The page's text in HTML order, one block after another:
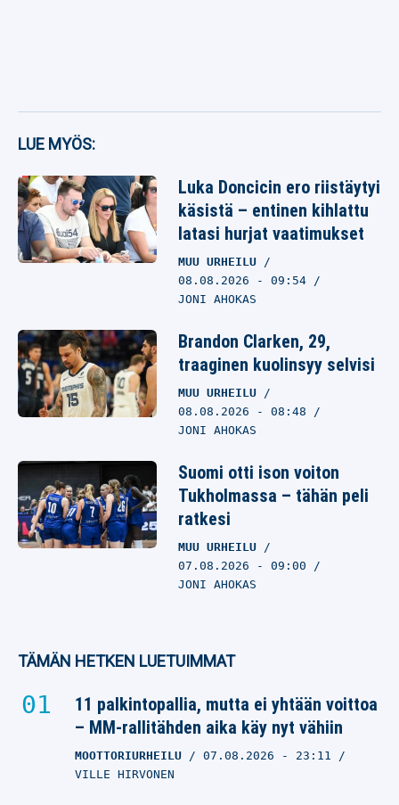
LUE MYÖS:
Luka Doncicin ero riistäytyi
käsistä – entinen kihlattu
latasi hurjat vaatimukset
MUU URHEILU
08.08.2026 - 09:54
JONI AHOKAS
Brandon Clarken, 29,
traaginen kuolinsyy selvisi
MUU URHEILU
08.08.2026 - 08:48
JONI AHOKAS
Suomi otti ison voiton
Tukholmassa – tähän peli
ratkesi
MUU URHEILU
07.08.2026 - 09:00
JONI AHOKAS
TÄMÄN HETKEN LUETUIMMAT
11 palkintopallia, mutta ei yhtään voittoa
– MM-rallitähden aika käy nyt vähiin
MOOTTORIURHEILU 07.08.2026 - 23:11
VILLE HIRVONEN